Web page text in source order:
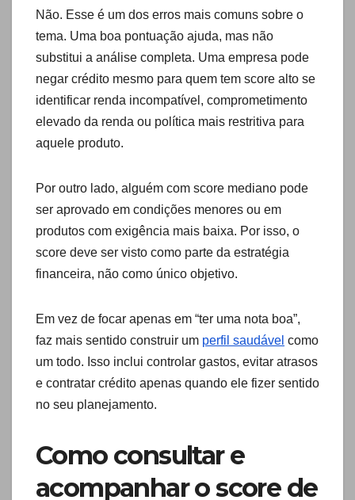
Não. Esse é um dos erros mais comuns sobre o
tema. Uma boa pontuação ajuda, mas não
substitui a análise completa. Uma empresa pode
negar crédito mesmo para quem tem score alto se
identificar renda incompatível, comprometimento
elevado da renda ou política mais restritiva para
aquele produto.
Por outro lado, alguém com score mediano pode
ser aprovado em condições menores ou em
produtos com exigência mais baixa. Por isso, o
score deve ser visto como parte da estratégia
financeira, não como único objetivo.
Em vez de focar apenas em “ter uma nota boa”,
faz mais sentido construir um perfil saudável como
um todo. Isso inclui controlar gastos, evitar atrasos
e contratar crédito apenas quando ele fizer sentido
no seu planejamento.
Como consultar e
acompanhar o score de